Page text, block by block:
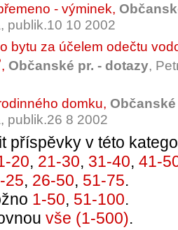
- výminek,
publik.10 10 2002
bytu za účelem odečtu
, Občanské pr. - dotazy,
domku,
publik.26 8 2002
příspěvky v této
20, 21-30, 31-40, 41-
25, 26-50, 51-75.
1-50, 51-100.
vše (1-500).